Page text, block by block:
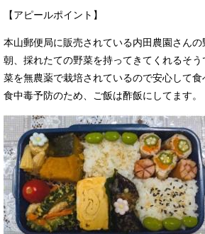
【アピールポイント】
本山郵便局に販売されている内田農園さん
朝、採れたての野菜を持ってきてくれるそ
菜を無農薬で栽培されているので安心して
食中毒予防のため、ご飯は酢飯にしてます。